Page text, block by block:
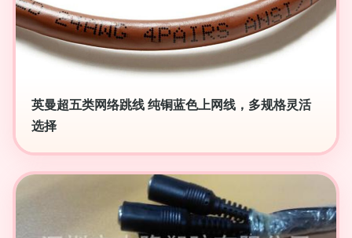
英曼超五类网络跳线 纯铜蓝色上网线，多规格灵活
选择